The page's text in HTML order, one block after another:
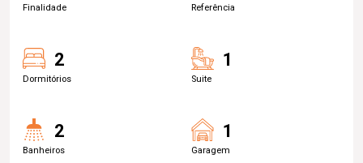
Finalidade Referência
2
Dormitórios
1
Suite
2
Banheiros
1
Garagem